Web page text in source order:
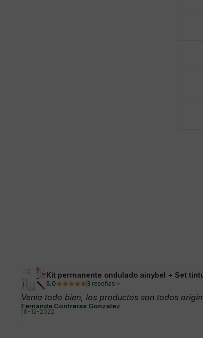
Kit permanente ondulado ainybel + Set
5.0 3 reseñas
Venía todo bien, los productos son todos
Fernanda Contreras Gonzalez
18-12-2022